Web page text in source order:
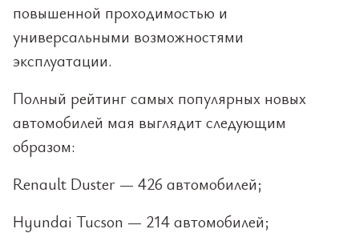
повышенной проходимостью и
универсальными возможностями
эксплуатации.
Полный рейтинг самых популярных новых
автомобилей мая выглядит следующим
образом:
Renault Duster — 426 автомобилей;
Hyundai Tucson — 214 автомобилей;